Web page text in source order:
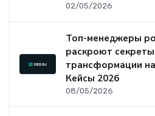
02/05/2026
Топ-менеджеры
раскроют
трансформации на
Кейсы 2026
08/05/2026